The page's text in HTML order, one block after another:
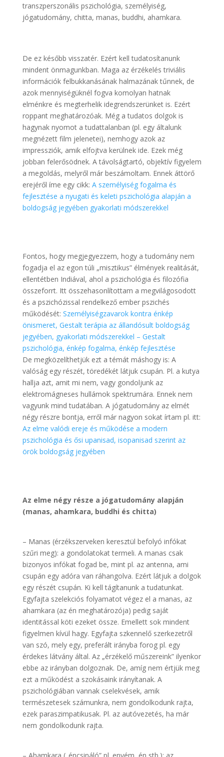
transzperszonális pszichológia, személyiség,
jógatudomány, chitta, manas, buddhi, ahamkara.
De ez később visszatér. Ezért kell tudatosítanunk
mindent önmagunkban. Maga az érzékelés triviális
információk felbukkanásának halmazának tűnnek, de
azok mennyiségüknél fogva komolyan hatnak
elménkre és megterhelik idegrendszerünket is. Ezért
roppant meghatározóak. Még a tudatos dolgok is
hagynak nyomot a tudattalanban (pl. egy általunk
megnézett film jelenetei), nemhogy azok az
impressziók, amik elfojtva kerülnek ide. Ezek még
jobban felerősödnek. A távolságtartó, objektív figyelem
a megoldás, melyről már beszámoltam. Ennek áttörő
erejéről íme egy cikk: A személyiség fogalma és
fejlesztése a nyugati és keleti pszichológia alapján a
boldogság jegyében gyakorlati módszerekkel
Fontos, hogy megjegyezzem, hogy a tudomány nem
fogadja el az egon túli „misztikus” élmények realitását,
ellentétben Indiával, ahol a pszichológia és filozófia
összeforrt. Itt összehasonlítottam a megvilágosodott
és a pszichózissal rendelkező ember pszichés
működését: Személyiségzavarok kontra énkép
önismeret, Gestalt terápia az állandósult boldogság
jegyében, gyakorlati módszerekkel – Gestalt
pszichológia, énkép fogalma, énkép fejlesztése
De megközelíthetjük ezt a témát máshogy is: A
valóság egy részét, töredékét látjuk csupán. Pl. a kutya
hallja azt, amit mi nem, vagy gondoljunk az
elektromágneses hullámok spektrumára. Ennek nem
vagyunk mind tudatában. A jógatudomány az elmét
négy részre bontja, erről már nagyon sokat írtam pl. itt:
Az elme valódi ereje és működése a modern
pszichológia és ősi upanisad, isopanisad szerint az
örök boldogság jegyében
Az elme négy része a jógatudomány alapján
(manas, ahamkara, buddhi és chitta)
– Manas (érzékszerveken keresztül befolyó infókat
szűri meg): a gondolatokat termeli. A manas csak
bizonyos infókat fogad be, mint pl. az antenna, ami
csupán egy adóra van ráhangolva. Ezért látjuk a dolgok
egy részét csupán. Ki kell tágítanunk a tudatunkat.
Egyfajta szelekciós folyamatot végez el a manas, az
ahamkara (az én meghatározója) pedig saját
identitással köti ezeket össze. Emellett sok mindent
figyelmen kívül hagy. Egyfajta szkennelő szerkezetről
van szó, mely egy, preferált irányba forog pl. egy
érdekes látvány által. Az „érzékelő műszereink” ilyenkor
ebbe az irányban dolgoznak. De, amíg nem értjük meg
ezt a működést a szokásaink irányítanak. A
pszichológiában vannak cselekvések, amik
természetesek számunkra, nem gondolkodunk rajta,
ezek paraszimpatikusak. Pl. az autóvezetés, ha már
nem gondolkodunk rajta.